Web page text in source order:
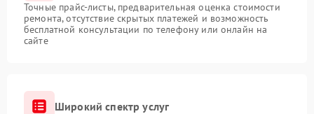
Точные прайс-листы, предварительная оценка стоимости
ремонта, отсутствие скрытых платежей и возможность
бесплатной консультации по телефону или онлайн на
сайте
Широкий спектр услуг